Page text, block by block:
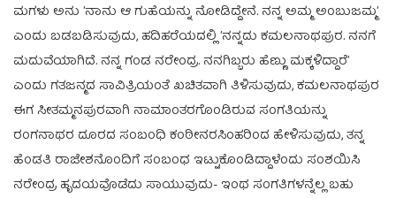
ಮಗಳು ಅನು ’ನಾನು ಆ ಗುಹೆಯನ್ನು ನೋಡಿದ್ದೇನೆ. ನನ್ನ ಅಮ್ಮ ಅಂಬುಜಮ್ಮ’
ಎಂದು ಬಡಬಡಿಸುವುದು, ಹದಿಹರೆಯದಲ್ಲಿ ’ನನ್ನದು ಕಮಲನಾಥಪುರ. ನನಗೆ
ಮದುವೆಯಾಗಿದೆ. ನನ್ನ ಗಂಡ ನರೇಂದ್ರ. ನನಗಿಬ್ಬರು ಹೆಣ್ಣು ಮಕ್ಕಳಿದ್ದಾರೆ’
ಎಂದು ಗತಜನ್ಮದ ಸಾವಿತ್ರಿಯಂತೆ ಖಚಿತವಾಗಿ ತಿಳಿಸುವುದು, ಕಮಲನಾಥಪುರ
ಈಗ ಸೀತಮ್ಮನಪುರವಾಗಿ ನಾಮಾಂತರಗೊಂಡಿರುವ ಸಂಗತಿಯನ್ನು
ರಂಗನಾಥರ ದೂರದ ಸಂಬಂಧಿ ಕಂಠೀನರಸಿಂಹರಿಂದ ಹೇಳಿಸುವುದು, ತನ್ನ
ಹೆಂಡತಿ ರಾಜೇಶನೊಂದಿಗೆ ಸಂಬಂಧ ಇಟ್ಟುಕೊಂಡಿದ್ದಾಳೆಂದು ಸಂಶಯಿಸಿ
ನರೇಂದ್ರ ಹೃದಯವೊಡೆದು ಸಾಯುವುದು- ಇಂಥ ಸಂಗತಿಗಳನ್ನೆಲ್ಲ ಬಹು